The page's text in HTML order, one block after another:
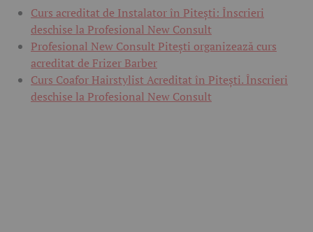
Curs acreditat de Instalator în Pitești: Înscrieri
deschise la Profesional New Consult
Profesional New Consult Pitești organizează curs
acreditat de Frizer Barber
Curs Coafor Hairstylist Acreditat în Pitești. Înscrieri
deschise la Profesional New Consult